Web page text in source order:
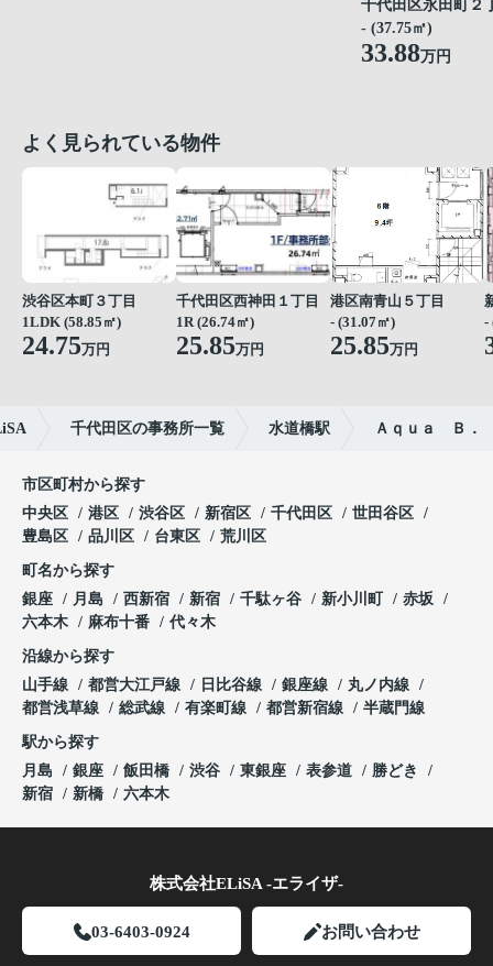
千代田区永田町２
- (37.75㎡)
33.88万円
よく見られている物件
渋谷区本町３丁目
1LDK (58.85㎡)
24.75万円
千代田区西神田１丁目
1R (26.74㎡)
25.85万円
港区南青山５丁目
- (31.07㎡)
25.85万円
-
千代田区の事務所一覧 水道橋駅 Ａｑｕａ Ｂ．
市区町村から探す
中央区
港区 渋谷区 新宿区 千代田区
世田谷区
豊島区
品川区 台東区 荒川区
町名から探す
銀座
月島 西新宿 新宿 千駄ヶ谷 新小川町
赤坂
六本木
麻布十番 代々木
沿線から探す
山手線
都営大江戸線 日比谷線 銀座線
丸ノ内線
都営浅草線
総武線 有楽町線 都営新宿線 半蔵門線
駅から探す
月島
銀座 飯田橋 渋谷 東銀座 表参道
勝どき
新宿
新橋 六本木
株式会社ELiSA -エライザ-
03-6403-0924 お問い合わせ